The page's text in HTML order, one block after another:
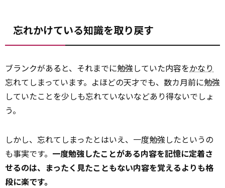
忘れかけている知識を取り戻す
ブランクがあると、それまでに勉強していた内容をかなり
忘れてしまっています。よほどの天才でも、数カ月前に勉強
していたことを少しも忘れていないなどあり得ないでしょ
う。
しかし、忘れてしまったとはいえ、一度勉強したというの
も事実です。 一度勉強したことがある内容を記憶に定着さ
せるのは、まったく見たこともない内容を覚えるよりも格
段に楽です。